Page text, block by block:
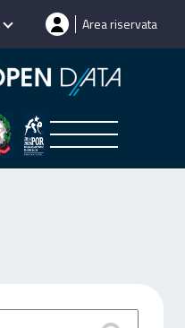
Area riservata